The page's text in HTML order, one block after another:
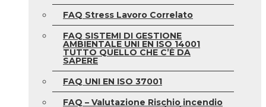
FAQ Stress Lavoro Correlato
FAQ SISTEMI DI GESTIONE
AMBIENTALE UNI EN ISO 14001
TUTTO QUELLO CHE C’È DA
SAPERE
FAQ UNI EN ISO 37001
FAQ – Valutazione Rischio incendio